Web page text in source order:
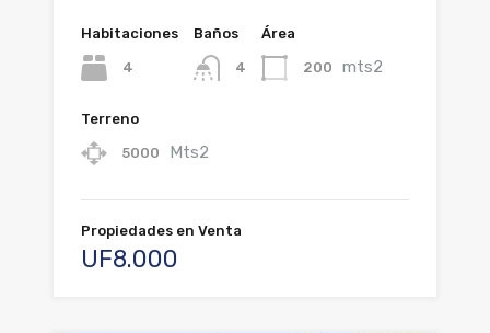
Habitaciones
4
Baños
4
Área
200 mts2
Terreno
5000 Mts2
Propiedades en Venta
UF8.000